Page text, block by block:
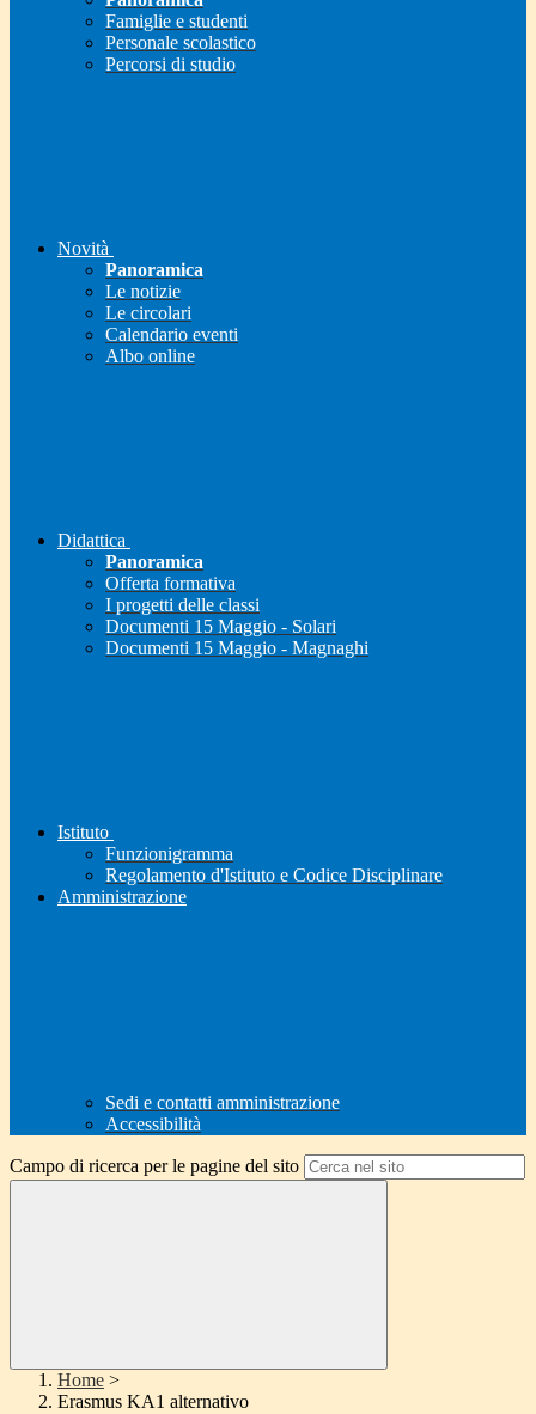
Famiglie e studenti
Personale scolastico
Percorsi di studio
Novità
Panoramica
Le notizie
Le circolari
Calendario eventi
Albo online
Didattica
Panoramica
Offerta formativa
I progetti delle classi
Documenti 15 Maggio - Solari
Documenti 15 Maggio - Magnaghi
Istituto
Funzionigramma
Regolamento d'Istituto e Codice Disciplinare
Amministrazione
Sedi e contatti amministrazione
Accessibilità
Campo di ricerca per le pagine del sito
Home >
Erasmus KA1 alternativo